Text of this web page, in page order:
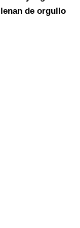
de orgullo